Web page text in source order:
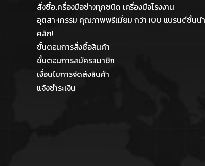
สั่งซื้อเครื่องมือช่างทุกชนิด เครื่องมือโรงงาน
อุตสาหกรรม คุณภาพพรีเมี่ยม กว่า 100 แบรนด์ชั้นนำ
คลิก!
ขั้นตอนการสั่งซื้อสินค้า
ขั้นตอนการสมัครสมาชิก
เงื่อนไขการจัดส่งสินค้า
แจ้งชำระเงิน